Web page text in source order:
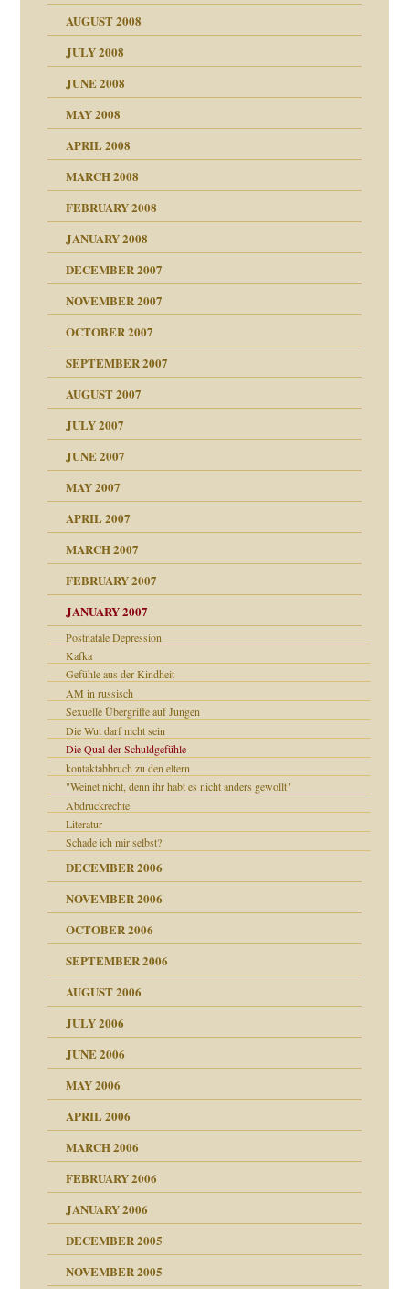
AUGUST 2008
JULY 2008
Juni 2008
JUNE 2008
und Staat
MAY 2008
APRIL 2008
MARCH 2008
FEBRUARY 2008
in meiner
JANUARY 2008
DECEMBER 2007
NOVEMBER 2007
voller Absicht!"
OCTOBER 2007
SEPTEMBER 2007
AUGUST 2007
JULY 2007
JUNE 2007
wäre. . .
MAY 2007
APRIL 2007
MARCH 2007
durch einen
FEBRUARY 2007
JANUARY 2007
Postnatale Depression
Kafka
Gefühle aus der Kindheit
AM in russisch
Sexuelle Übergriffe auf Jungen
Die Wut darf nicht sein
Die Qual der Schuldgefühle
kontaktabbruch zu den eltern
"Weinet nicht, denn ihr habt es nicht anders gewollt"
Abdruckrechte
Literatur
Schade ich mir selbst?
DECEMBER 2006
NOVEMBER 2006
OCTOBER 2006
SEPTEMBER 2006
AUGUST 2006
JULY 2006
JUNE 2006
MAY 2006
APRIL 2006
MARCH 2006
FEBRUARY 2006
JANUARY 2006
DECEMBER 2005
NOVEMBER 2005